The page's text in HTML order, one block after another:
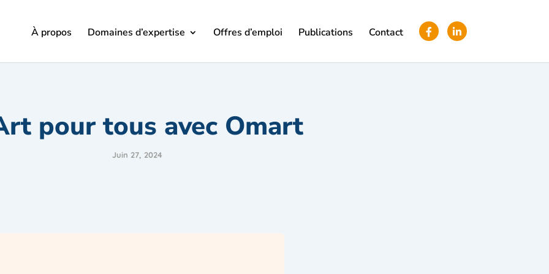
À propos Domaines d’expertise Offres d’emploi Publications Contact
pour tous avec Omart
Juin 27, 2024